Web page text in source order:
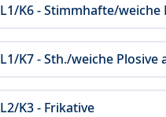
L1/K6 - Stimmhafte/
L1/K7 - Sth./weiche
L2/K3 - Frikative